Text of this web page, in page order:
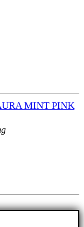
MINT PINK